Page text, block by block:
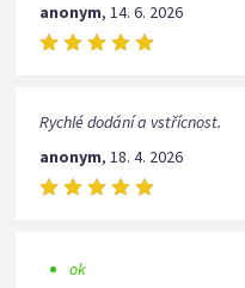
anonym,14. 6. 2026
Rychlé dodání a vstřícnost.
anonym,18. 4. 2026
ok